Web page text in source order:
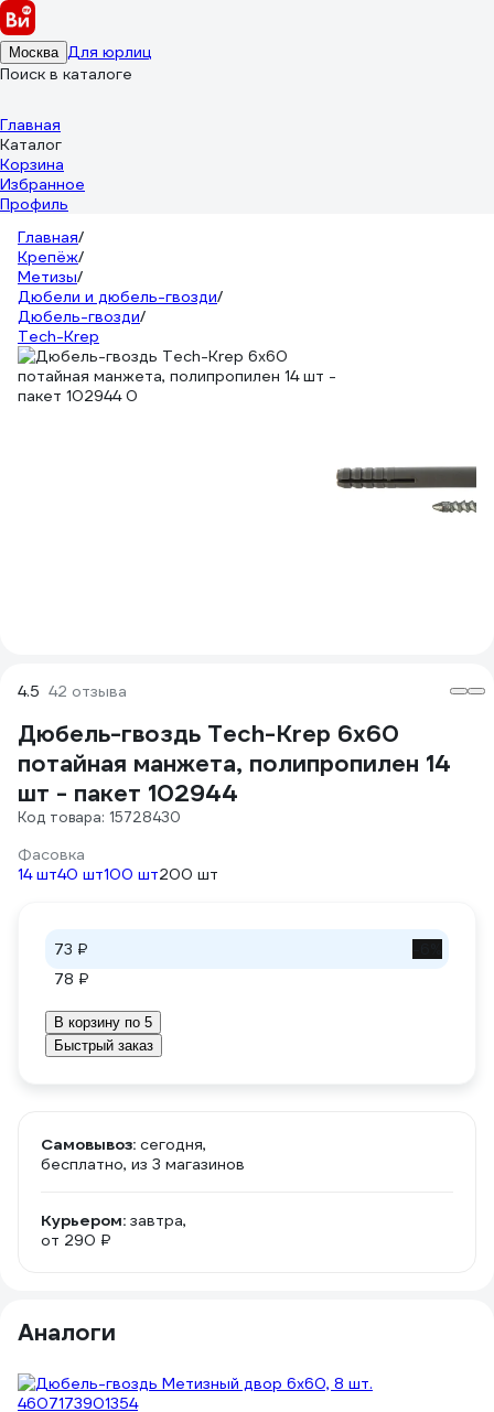
Москва Для юрлиц
Поиск в каталоге
Главная
Каталог
Корзина
Избранное
Профиль
Главная/
Крепёж/
Метизы/
Дюбели и дюбель-гвозди/
Дюбель-гвозди/
Tech-Krep
4.5 42 отзыва
Дюбель-гвоздь Tech-Krep 6х60
потайная манжета, полипропилен 14
шт - пакет 102944
Код товара: 15728430
Фасовка
14 шт40 шт100 шт200 шт
73 ₽
78 ₽
В корзину по 5
Быстрый заказ
Самовывоз: сегодня,
бесплатно, из 3 магазинов
Курьером: завтра,
от 290 ₽
Аналоги